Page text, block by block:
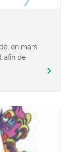
en mars
afin de
chevron_right